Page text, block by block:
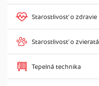
Starostlivosť o zdravie
Starostlivosť o zvieratá
Tepelná technika